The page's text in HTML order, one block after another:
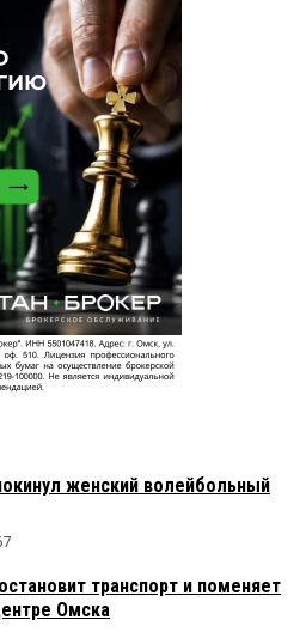
женский волейбольный
транспорт и поменяет
Омска